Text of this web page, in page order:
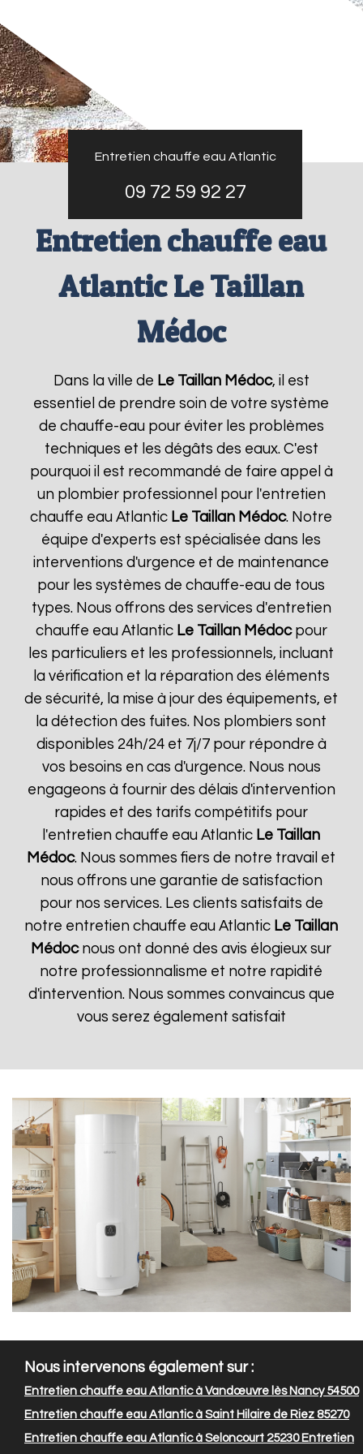
Entretien chauffe eau Atlantic
09 72 59 92 27
Entretien chauffe eau
Atlantic Le Taillan
Médoc
Dans la ville de Le Taillan Médoc, il est
essentiel de prendre soin de votre système
de chauffe-eau pour éviter les problèmes
techniques et les dégâts des eaux. C'est
pourquoi il est recommandé de faire appel à
un plombier professionnel pour l'entretien
chauffe eau Atlantic Le Taillan Médoc. Notre
équipe d'experts est spécialisée dans les
interventions d'urgence et de maintenance
pour les systèmes de chauffe-eau de tous
types. Nous offrons des services d'entretien
chauffe eau Atlantic Le Taillan Médocpour
les particuliers et les professionnels, incluant
la vérification et la réparation des éléments
de sécurité, la mise à jour des équipements, et
la détection des fuites. Nos plombiers sont
disponibles 24h/24 et 7j/7 pour répondre à
vos besoins en cas d'urgence. Nous nous
engageons à fournir des délais d'intervention
rapides et des tarifs compétitifs pour
l'entretien chauffe eau Atlantic Le Taillan
Médoc. Nous sommes fiers de notre travail et
nous offrons une garantie de satisfaction
pour nos services. Les clients satisfaits de
notre entretien chauffe eau Atlantic Le Taillan
Médocnous ont donné des avis élogieux sur
notre professionnalisme et notre rapidité
d'intervention. Nous sommes convaincus que
vous serez également satisfait
Nous intervenons également sur :
Entretien chauffe eau Atlantic à Vandœuvre lès Nancy 54500
Entretien chauffe eau Atlantic à Saint Hilaire de Riez 85270
Entretien chauffe eau Atlantic à Seloncourt 25230Entretien